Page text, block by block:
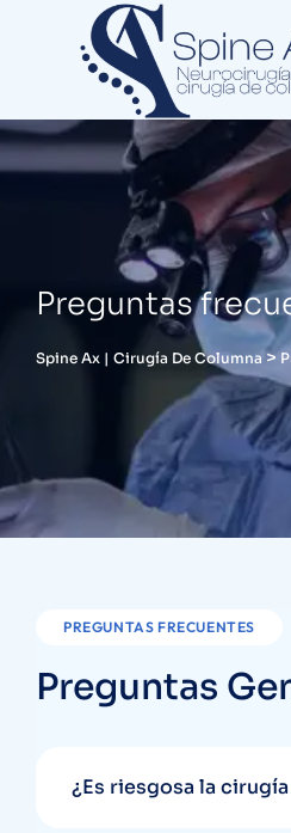
Preguntas
Spine Ax | Cirugía De Columna >
PREGUNTAS FRECUENTES
Preguntas
¿Es riesgosa la